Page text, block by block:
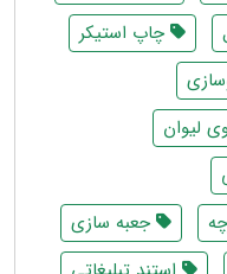
چاپ استیکر
لیوان
جعبه سازی